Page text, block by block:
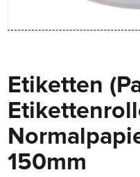
Etiketten
150mm